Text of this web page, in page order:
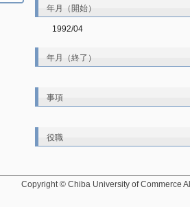
年月（開始）
1992/04
年月（終了）
事項
役職